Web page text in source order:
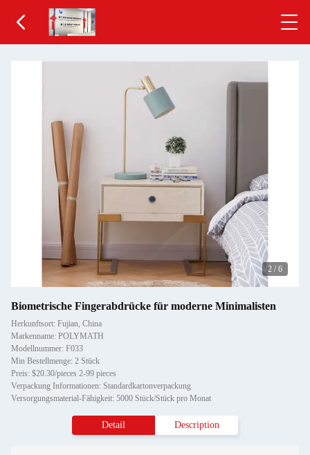
2 / 6
Biometrische Fingerabdrücke für moderne Minimalisten
Herkunftsort: Fujian, China
Markenname: POLYMATH
Modellnummer: F033
Min Bestellmenge: 2 Stück
Preis: $20.30/pieces 2-99 pieces
Verpackung Informationen: Standardkartonverpackung
Versorgungsmaterial-Fähigkeit: 5000 Stück/Stück pro Monat
Detail Description